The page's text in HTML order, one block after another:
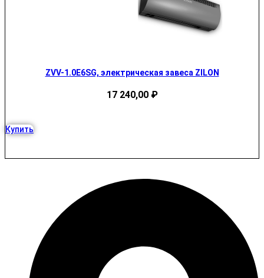
ZVV-1.0E6SG, электрическая завеса ZILON
17 240,00 ₽
Купить